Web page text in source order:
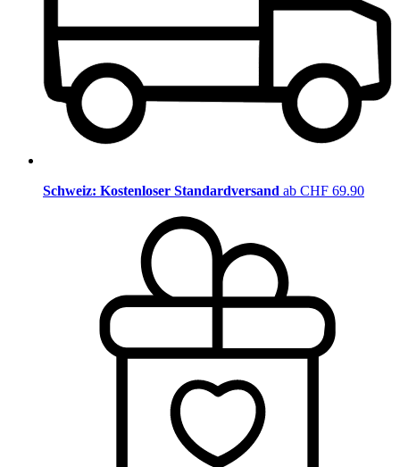
Schweiz: Kostenloser Standardversand ab CHF 69.90